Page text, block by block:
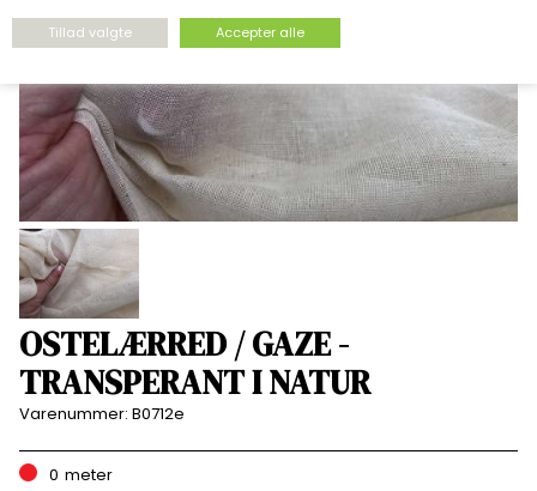
OSTELÆRRED / GAZE -
TRANSPERANT I NATUR
Varenummer: B0712e
0 meter